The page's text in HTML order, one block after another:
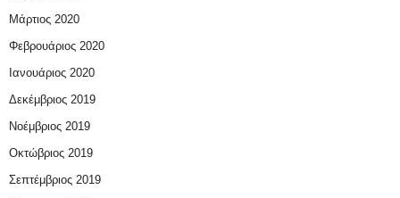
Μάρτιος 2020
Φεβρουάριος 2020
Ιανουάριος 2020
Δεκέμβριος 2019
Νοέμβριος 2019
Οκτώβριος 2019
Σεπτέμβριος 2019